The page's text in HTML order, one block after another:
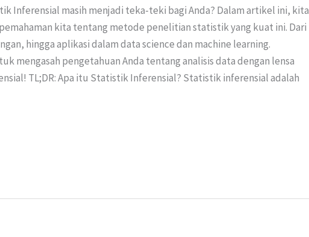
Inferensial masih menjadi teka-teki bagi Anda? Dalam artikel ini, kita
kita tentang metode penelitian statistik yang kuat ini. Dari
hingga aplikasi dalam data science dan machine learning.
mengasah pengetahuan Anda tentang analisis data dengan lensa
TL;DR: Apa itu Statistik Inferensial? Statistik inferensial adalah